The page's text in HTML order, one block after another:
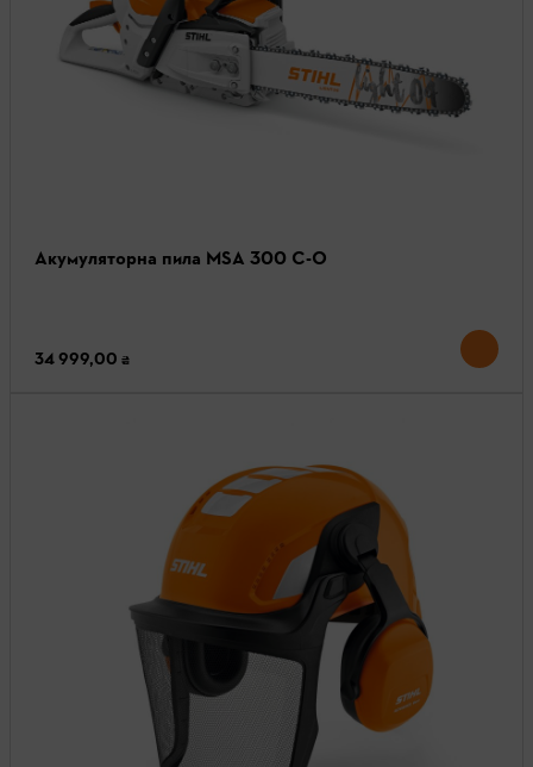
Акумуляторна пила MSA 300 C-O
34 999,00 ₴